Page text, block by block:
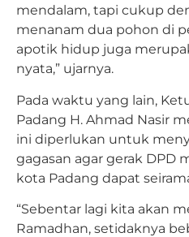
mendalam, tapi cukup
menanam dua pohon di
apotik hidup juga
nyata,” ujarnya.
Pada waktu yang lain,
Padang H. Ahmad Nasir
ini diperlukan untuk
gagasan agar gerak DPD
kota Padang dapat
“Sebentar lagi kita akan
Ramadhan, setidaknya